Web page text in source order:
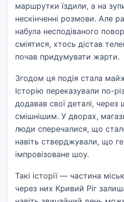
маршрутки їздили, а на
нескінченні розмови. Але
набула несподіваного
сміятися, хтось дістав
почав придумувати жарти.
Згодом ця подія стала
Історію переказували по-
додавав свої деталі,
смішнішим. У дворах,
люди сперечалися, що
навіть стверджували, що
імпровізоване шоу.
Такі історії — частина
через них Кривий Ріг